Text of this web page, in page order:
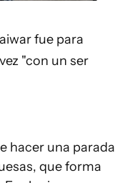
fue para
"con un ser
hacer una parada
que forma